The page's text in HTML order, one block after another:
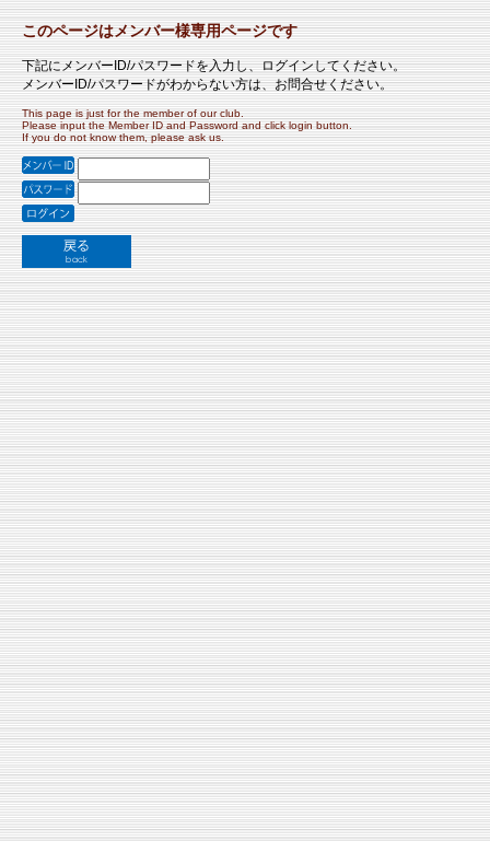
このページはメンバー様専用ページです
下記にメンバーID/パスワードを入力し、ログインしてください。
メンバーID/パスワードがわからない方は、お問合せください。
This page is just for the member of our club.
Please input the Member ID and Password and click login button.
If you do not know them, please ask us.